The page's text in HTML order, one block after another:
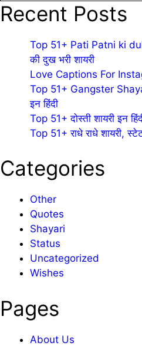
Recent Posts
Top 51+ Pati Patni ki
की दुख भरी शायरी
Love Captions For
Top 51+ Gangster
इन हिंदी
Top 51+ दोस्ती शायरी इन
Top 51+ राधे राधे शायरी,
Categories
Other
Quotes
Shayari
Status
Uncategorized
Wishes
Pages
About Us